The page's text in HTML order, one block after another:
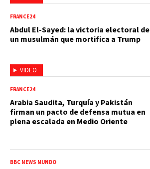
VIDEO
FRANCE24
Abdul El-Sayed: la victoria electoral de
un musulmán que mortifica a Trump
FRANCE24
Arabia Saudita, Turquía y Pakistán
firman un pacto de defensa mutua en
plena escalada en Medio Oriente
BBC NEWS MUNDO